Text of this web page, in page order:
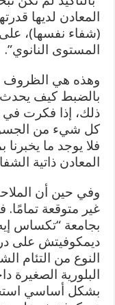
المعادن لديها
(شفاء نفسها)،
المستوى النانوي”.
وهذه هي الظروف
بالضبط كيف يحدث
ذلك، إذا فكرت في
كل شيء من
فلا يوجد ما
المعادن ذاتية
وفي حين أن
بجامعة “تكساس
ديمكوفيتش على
النوع من التئام
البلورية
بشكل أساسي